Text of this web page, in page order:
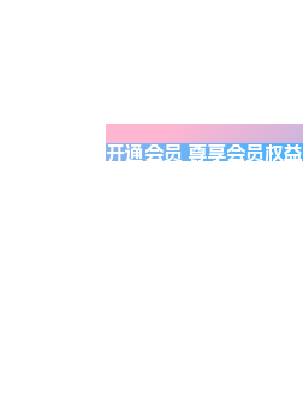
开通会员 尊享会员权益